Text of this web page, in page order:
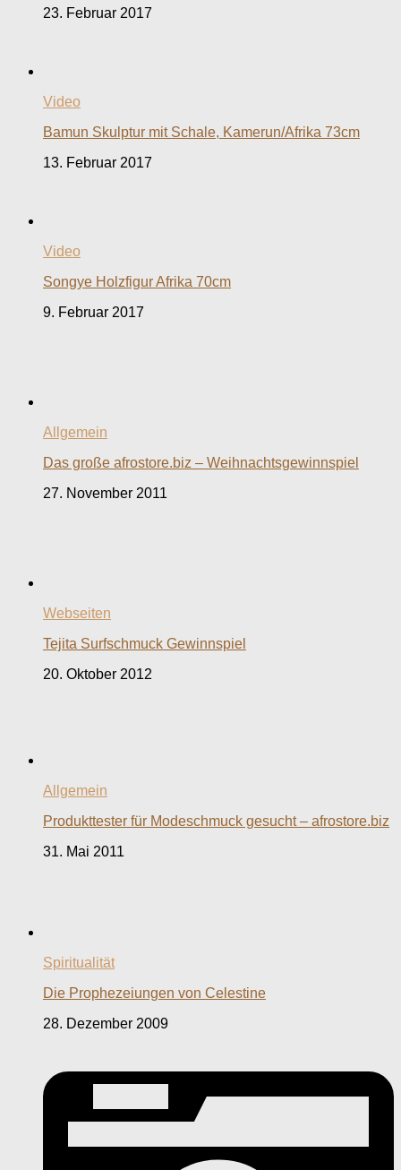
23. Februar 2017
Video
Bamun Skulptur mit Schale, Kamerun/Afrika 73cm
13. Februar 2017
Video
Songye Holzfigur Afrika 70cm
9. Februar 2017
Allgemein
Das große afrostore.biz – Weihnachtsgewinnspiel
27. November 2011
Webseiten
Tejita Surfschmuck Gewinnspiel
20. Oktober 2012
Allgemein
Produkttester für Modeschmuck gesucht – afrostore.biz
31. Mai 2011
Spiritualität
Die Prophezeiungen von Celestine
28. Dezember 2009